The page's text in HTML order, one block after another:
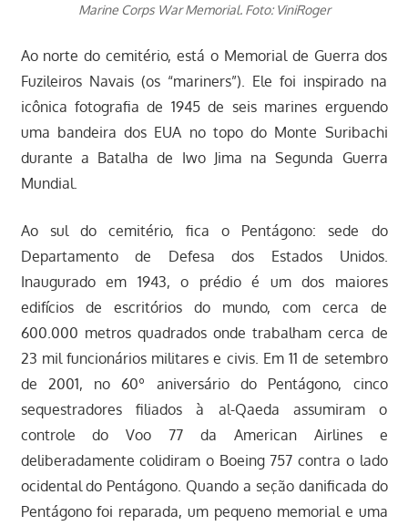
Marine Corps War Memorial. Foto: ViniRoger
Ao norte do cemitério, está o Memorial de Guerra dos
Fuzileiros Navais (os “mariners”). Ele foi inspirado na
icônica fotografia de 1945 de seis marines erguendo
uma bandeira dos EUA no topo do Monte Suribachi
durante a Batalha de Iwo Jima na Segunda Guerra
Mundial.
Ao sul do cemitério, fica o Pentágono: sede do
Departamento de Defesa dos Estados Unidos.
Inaugurado em 1943, o prédio é um dos maiores
edifícios de escritórios do mundo, com cerca de
600.000 metros quadrados onde trabalham cerca de
23 mil funcionários militares e civis. Em 11 de setembro
de 2001, no 60º aniversário do Pentágono, cinco
sequestradores filiados à al-Qaeda assumiram o
controle do Voo 77 da American Airlines e
deliberadamente colidiram o Boeing 757 contra o lado
ocidental do Pentágono. Quando a seção danificada do
Pentágono foi reparada, um pequeno memorial e uma